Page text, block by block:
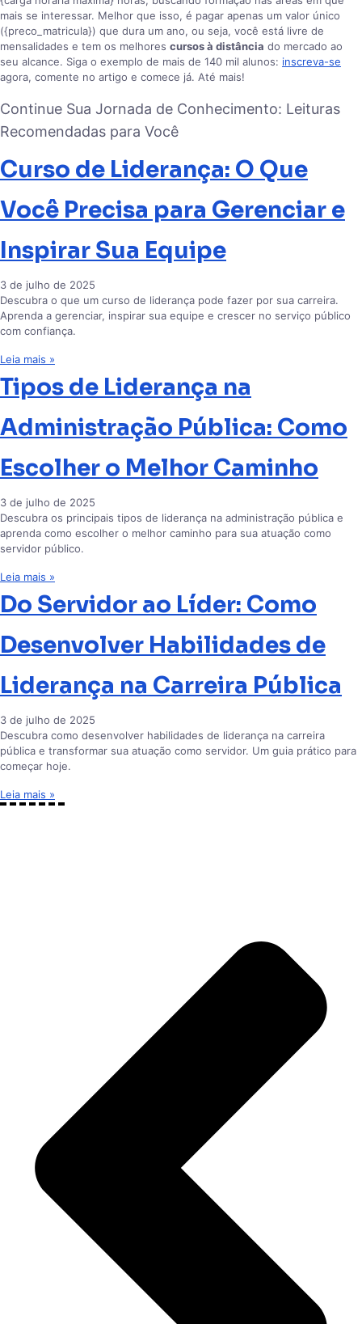
mais se interessar. Melhor que isso, é pagar apenas um valor único
({preco_matricula}) que dura um ano, ou seja, você está livre de
mensalidades e tem os melhores cursos à distância do mercado ao
seu alcance. Siga o exemplo de mais de 140 mil alunos: inscreva-se
agora, comente no artigo e comece já. Até mais!
Continue Sua Jornada de Conhecimento: Leituras
Recomendadas para Você
Curso de Liderança: O Que
Você Precisa para Gerenciar e
Inspirar Sua Equipe
3 de julho de 2025
Descubra o que um curso de liderança pode fazer por sua carreira.
Aprenda a gerenciar, inspirar sua equipe e crescer no serviço público
com confiança.
Leia mais »
Tipos de Liderança na
Administração Pública: Como
Escolher o Melhor Caminho
3 de julho de 2025
Descubra os principais tipos de liderança na administração pública e
aprenda como escolher o melhor caminho para sua atuação como
servidor público.
Leia mais »
Do Servidor ao Líder: Como
Desenvolver Habilidades de
Liderança na Carreira Pública
3 de julho de 2025
Descubra como desenvolver habilidades de liderança na carreira
pública e transformar sua atuação como servidor. Um guia prático para
começar hoje.
Leia mais »